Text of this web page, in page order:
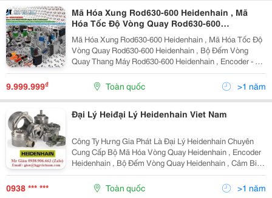
Mã Hóa Xung Rod630-600 Heidenhain , Mã
Hóa Tốc Độ Vòng Quay Rod630-600
Heidenhain , Bộ Đếm Vòng Quay Thang Máy
Rod630-600 Heidenhain , Encoder - Mã Hõa
Xung Rod630-600 Heidenhain
Mã Hóa Xung Rod630-600 Heidenhain , Mã Hóa Tốc Độ
Vòng Quay Rod630-600 Heidenhain , Bộ Đếm Vòng
Quay Thang Máy Rod630-600 Heidenhain , Encoder - Mã
Hõa Xung Rod630-600 Heidenhain Liên Hệ Để Được Tư
Vấn Chi Tiết Và Đặt Hàng : Zalo/Call : Mr Trung...
9.999.999₫ Toàn quốc >1 năm
Đại Lý Heiđại Lý Heidenhain Viet Nam
Công Ty Hưng Gia Phát Là Đại Lý Heidenhain Chuyên
Cung Cấp Bộ Mã Hóa Vòng Quay Heidenhain , Encoder
Heidenhain , Bộ Đếm Vòng Quay Heidenhain , Cảm Biến
Vòng Quay Heidenhain Tại Việt Nam. Lc 100 Series Lc
200 Series Ls 100 Series Lf 100 Series Ls...
0938 *** *** Toàn quốc >1 năm